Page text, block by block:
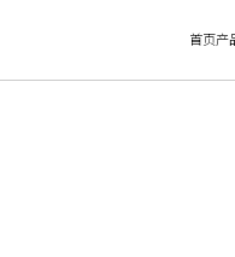
首页产